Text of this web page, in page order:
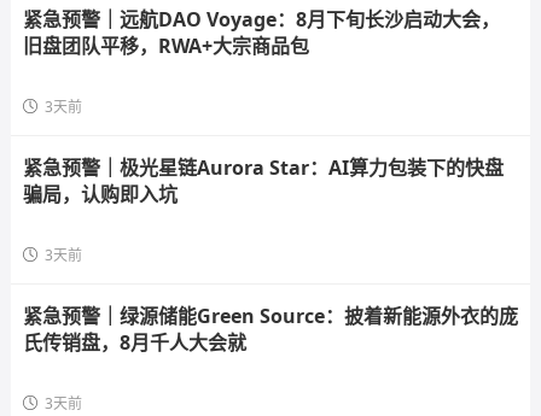
紧急预警｜远航DAO Voyage：8月下旬长沙启动大会，
旧盘团队平移，RWA+大宗商品包
3天前
紧急预警｜极光星链Aurora Star：AI算力包装下的快盘
骗局，认购即入坑
3天前
紧急预警｜绿源储能Green Source：披着新能源外衣的庞
氏传销盘，8月千人大会就
3天前